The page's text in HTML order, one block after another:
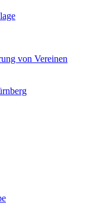
von Vereinen